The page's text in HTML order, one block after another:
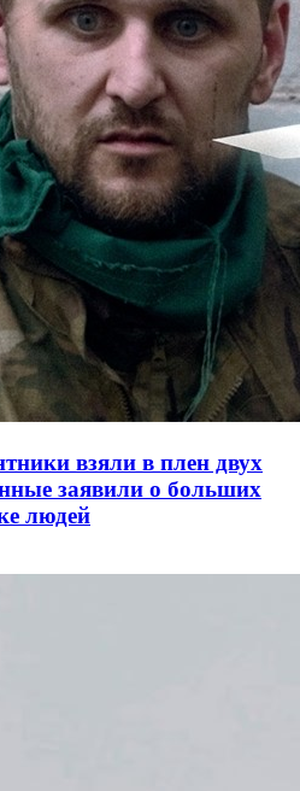
взяли в плен двух
заявили о больших
людей